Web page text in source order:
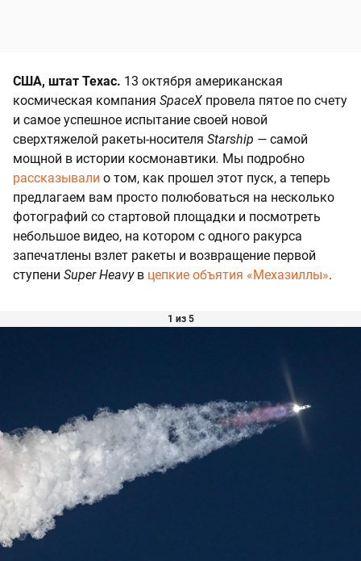
США, штат Техас. 13 октября американская
космическая компания SpaceX провела пятое по счету
и самое успешное испытание своей новой
сверхтяжелой ракеты-носителя Starship — самой
мощной в истории космонавтики. Мы подробно
рассказывали о том, как прошел этот пуск, а теперь
предлагаем вам просто полюбоваться на несколько
фотографий со стартовой площадки и посмотреть
небольшое видео, на котором с одного ракурса
запечатлены взлет ракеты и возвращение первой
ступени Super Heavy в цепкие объятия «Мехазиллы».
1 из 5